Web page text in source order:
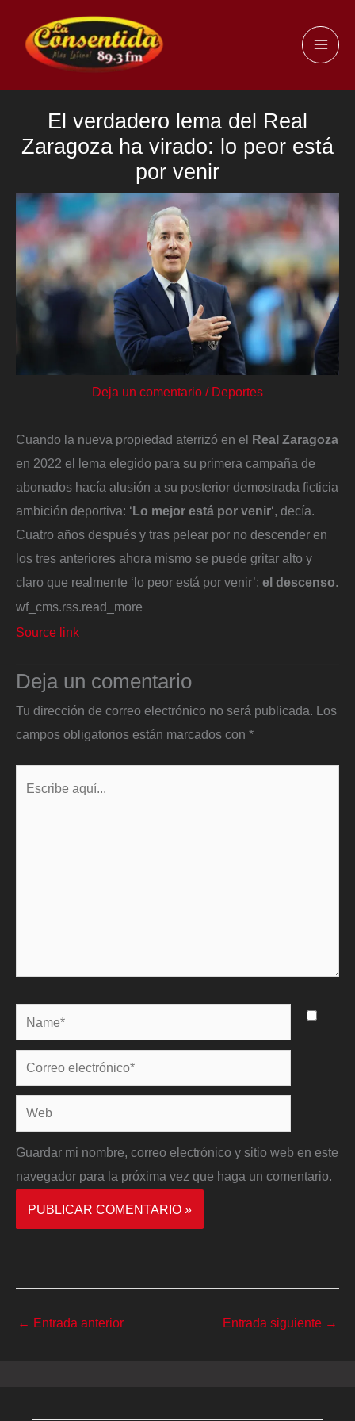
contenido
El verdadero lema del Real
Zaragoza ha virado: lo peor está
por venir
Deja un comentario / Deportes
Cuando la nueva propiedad aterrizó en el Real Zaragoza
en 2022 el lema elegido para su primera campaña de
abonados hacía alusión a su posterior demostrada ficticia
ambición deportiva: ‘Lo mejor está por venir‘, decía.
Cuatro años después y tras pelear por no descender en
los tres anteriores ahora mismo se puede gritar alto y
claro que realmente ‘lo peor está por venir’: el descenso.
wf_cms.rss.read_more
Source link
Deja un comentario
Tu dirección de correo electrónico no será publicada. Los
campos obligatorios están marcados con *
Name*
Correo
electrónico*
Web
Guardar mi nombre, correo electrónico y sitio web en este
navegador para la próxima vez que haga un comentario.
← Entrada anterior Entrada siguiente →